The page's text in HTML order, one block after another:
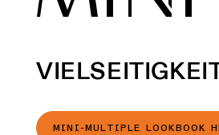
MINI-MULTIPLE LOOKBOOK